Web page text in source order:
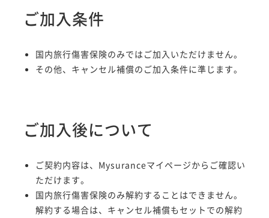
ご加入条件
国内旅行傷害保険のみではご加入いただけません。
その他、キャンセル補償のご加入条件に準じます。
ご加入後について
ご契約内容は、Mysuranceマイページからご確認い
ただけます。
国内旅行傷害保険のみ解約することはできません。
解約する場合は、キャンセル補償もセットでの解約